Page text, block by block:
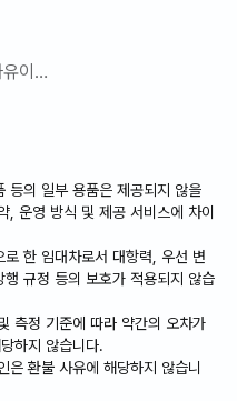
이용
등의 일부 용품은 제공되지 않을
, 운영 방식 및 제공 서비스에 차이
한 임대차로서 대항력, 우선 변
규정 등의 보호가 적용되지 않습
측정 기준에 따라 약간의 오차가
하지 않습니다.
은 환불 사유에 해당하지 않습니